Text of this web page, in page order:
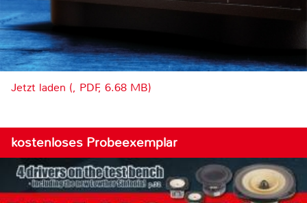
Jetzt laden (, PDF, 6.68 MB)
kostenloses Probeexemplar